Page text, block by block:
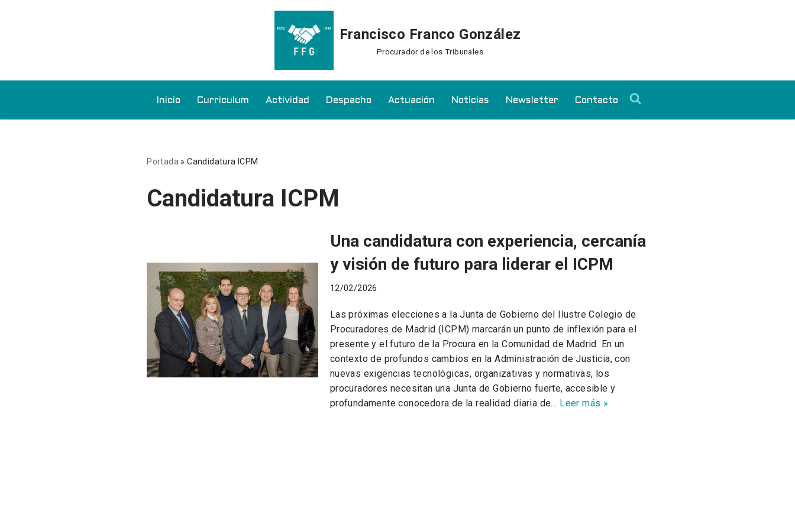
Francisco Franco González
Procurador de los Tribunales
Inicio Curriculum Actividad Despacho Actuación Noticias Newsletter Contacto
Portada »Candidatura ICPM
Candidatura ICPM
Una candidatura con experiencia, cercanía
y visión de futuro para liderar el ICPM
12/02/2026
Las próximas elecciones a la Junta de Gobierno del Ilustre Colegio de
Procuradores de Madrid (ICPM) marcarán un punto de inflexión para el
presente y el futuro de la Procura en la Comunidad de Madrid. En un
contexto de profundos cambios en la Administración de Justicia, con
nuevas exigencias tecnológicas, organizativas y normativas, los
procuradores necesitan una Junta de Gobierno fuerte, accesible y
profundamente conocedora de la realidad diaria de… Leer más »